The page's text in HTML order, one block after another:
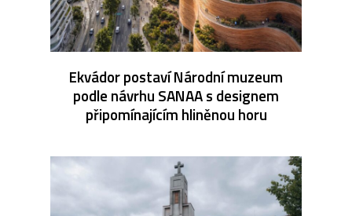
Ekvádor postaví Národní muzeum
podle návrhu SANAA s designem
připomínajícím hliněnou horu